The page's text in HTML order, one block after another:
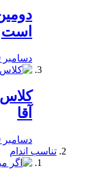
است
دسامبر 19, 2019
آقا
دسامبر 19, 2019
تناسب اندام